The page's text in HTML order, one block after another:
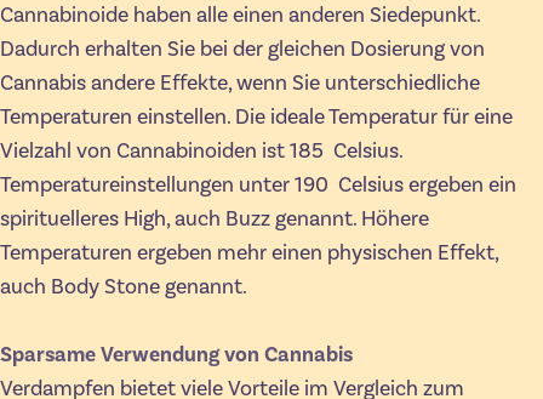
Cannabinoide haben alle einen anderen Siedepunkt.
Dadurch erhalten Sie bei der gleichen Dosierung von
Cannabis andere Effekte, wenn Sie unterschiedliche
Temperaturen einstellen. Die ideale Temperatur für eine
Vielzahl von Cannabinoiden ist 185 Celsius.
Temperatureinstellungen unter 190 Celsius ergeben ein
spirituelleres High, auch Buzz genannt. Höhere
Temperaturen ergeben mehr einen physischen Effekt,
auch Body Stone genannt.
Sparsame Verwendung von Cannabis
Verdampfen bietet viele Vorteile im Vergleich zum